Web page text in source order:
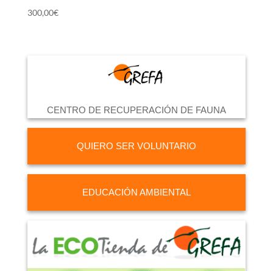
300,00€
CENTRO DE RECUPERACIÓN DE FAUNA
QUIERO SER VOLUNTARIO
EDUCACIÓN AMBIENTAL